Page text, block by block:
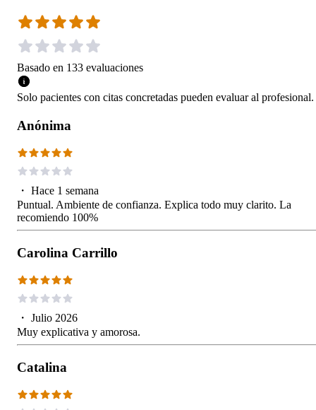
Basado en 133 evaluaciones
Solo pacientes con citas concretadas pueden evaluar al profesional.
Anónima
・ Hace 1 semana
Puntual. Ambiente de confianza. Explica todo muy clarito. La
recomiendo 100%
Carolina Carrillo
・ Julio 2026
Muy explicativa y amorosa.
Catalina